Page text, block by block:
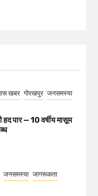
खबर गोरखपुर जनसमस्या
हद पार — 10 वर्षीय मासूम
जनसमस्या जागरूकता